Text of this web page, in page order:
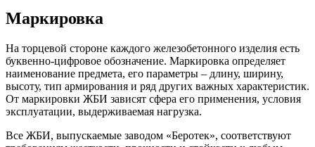
Маркировка
На торцевой стороне каждого железобетонного изделия есть
буквенно-цифровое обозначение. Маркировка определяет
наименование предмета, его параметры – длину, ширину,
высоту, тип армирования и ряд других важных характеристик.
От маркировки ЖБИ зависят сфера его применения, условия
эксплуатации, выдерживаемая нагрузка.
Все ЖБИ, выпускаемые заводом «Беротек», соответствуют